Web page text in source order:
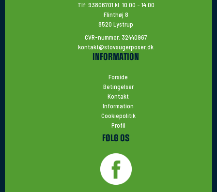
Tlf: 93806701 kl. 10.00 - 14.00
Flinthøj 8
8520 Lystrup
CVR-nummer: 32440967
kontakt@stovsugerposer.dk
INFORMATION
Forside
Betingelser
Kontakt
Information
Cookiepolitik
Profil
FØLG OS